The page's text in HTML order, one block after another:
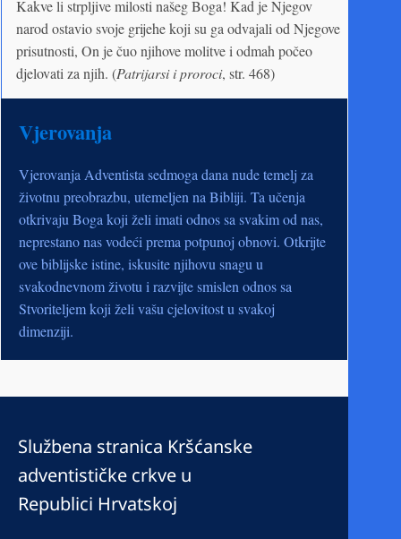
Kakve li strpljive milosti našeg Boga! Kad je Njegov
narod ostavio svoje grijehe koji su ga odvajali od Njegove
prisutnosti, On je čuo njihove molitve i odmah počeo
djelovati za njih. (Patrijarsi i proroci, str. 468)
Vjerovanja
Vjerovanja Adventista sedmoga dana nude temelj za
životnu preobrazbu, utemeljen na Bibliji. Ta učenja
otkrivaju Boga koji želi imati odnos sa svakim od nas,
neprestano nas vodeći prema potpunoj obnovi. Otkrijte
ove biblijske istine, iskusite njihovu snagu u
svakodnevnom životu i razvijte smislen odnos sa
Stvoriteljem koji želi vašu cjelovitost u svakoj
dimenziji.
Službena stranica Kršćanske
adventističke crkve u
Republici Hrvatskoj